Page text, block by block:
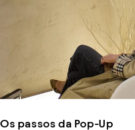
Os passos da Pop-Up